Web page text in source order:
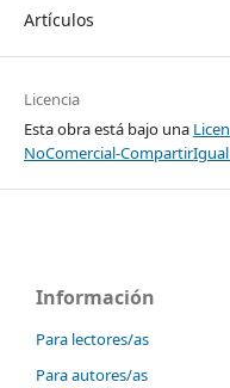
Artículos
Licencia
Esta obra está bajo una
NoComercial-
Información
Para lectores/as
Para autores/as